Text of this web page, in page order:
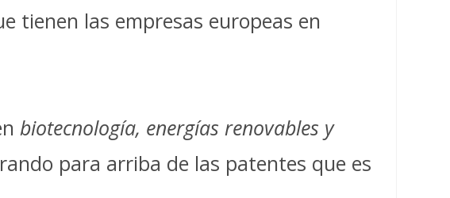
tienen las empresas europeas en
biotecnología, energías renovables y
para arriba de las patentes que es